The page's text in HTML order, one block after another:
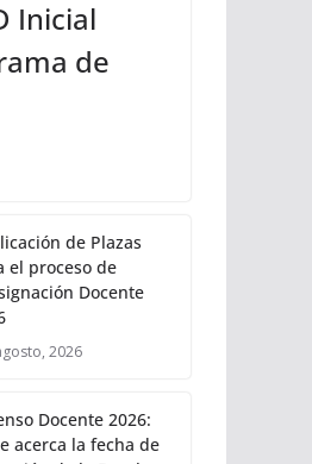
Inicial
de
de Plazas
el proceso de
Docente
2026
Docente 2026:
acerca la fecha de